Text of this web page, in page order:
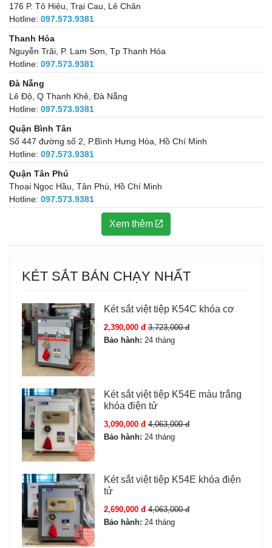
176 P. Tô Hiệu, Trại Cau, Lê Chân
Hotline: 097.573.9381
Thanh Hóa
Nguyễn Trãi, P. Lam Sơn, Tp Thanh Hóa
Hotline: 097.573.9381
Đà Nẵng
Lê Độ, Q Thanh Khê, Đà Nẵng
Hotline: 097.573.9381
Quận Bình Tân
Số 447 đường số 2, P.Bình Hưng Hòa, Hồ Chí Minh
Hotline: 097.573.9381
Quận Tân Phú
Thoại Ngọc Hầu, Tân Phú, Hồ Chí Minh
Hotline: 097.573.9381
Xem thêm
KÉT SẮT BÁN CHẠY NHẤT
Két sắt việt tiệp K54C khóa cơ
2,390,000 đ 3,723,000 đ
Bảo hành: 24 tháng
Két sắt việt tiệp K54E màu trắng
khóa điện tử
3,090,000 đ 4,063,000 đ
Bảo hành: 24 tháng
Két sắt việt tiệp K54E khóa điện
tử
2,690,000 đ 4,063,000 đ
Bảo hành: 24 tháng